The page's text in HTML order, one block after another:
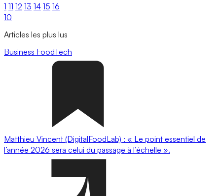
1 11 12 13 14 15 16
10
Articles les plus lus
Business FoodTech
Matthieu Vincent (DigitalFoodLab) : « Le point essentiel de
l’année 2026 sera celui du passage à l’échelle ».